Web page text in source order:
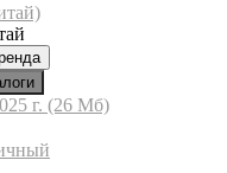
г. (26 Мб)